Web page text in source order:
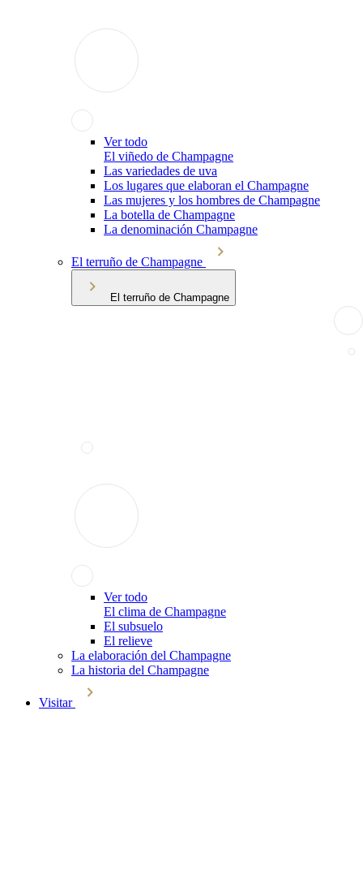
Ver todo
El viñedo de Champagne
Las variedades de uva
Los lugares que elaboran el Champagne
Las mujeres y los hombres de Champagne
La botella de Champagne
La denominación Champagne
El terruño de Champagne
El terruño de Champagne
Ver todo
El clima de Champagne
El subsuelo
El relieve
La elaboración del Champagne
La historia del Champagne
Visitar